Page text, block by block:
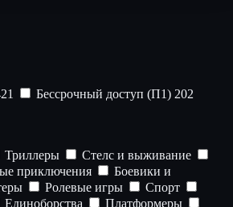
Бессрочный доступ (П1) 202
Триллеры
Стелс и выживание
приключения
Боевики и
Ролевые игры
Спорт
Единоборства
Платформеры